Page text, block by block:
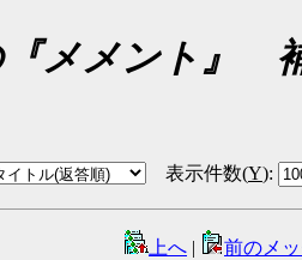
『メメント』
表示件数(Y):
上へ | 前のメ